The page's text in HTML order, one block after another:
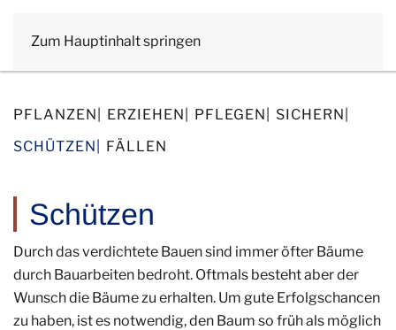
Zum Hauptinhalt springen
PFLANZEN ERZIEHEN PFLEGEN
SICHERN
SCHÜTZEN
FÄLLEN
Schützen
Durch das verdichtete Bauen sind immer öfter Bäume
durch Bauarbeiten bedroht. Oftmals besteht aber der
Wunsch die Bäume zu erhalten. Um gute Erfolgschancen
zu haben, ist es notwendig, den Baum so früh als möglich